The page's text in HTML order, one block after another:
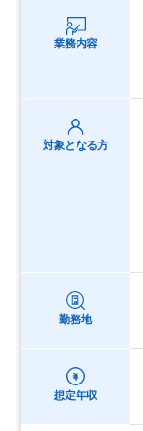
業務内容
対象となる方
勤務地
想定年収